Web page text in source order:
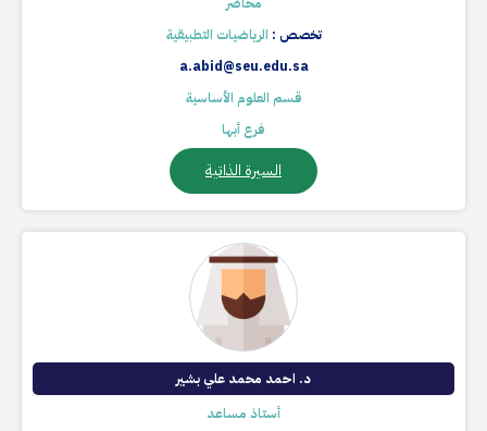
تخصص : الرياضيات التطبيقية
a.abid@seu.edu.sa
قسم العلوم الأساسية
فرع أبها
السيرة الذاتية
د. احمد محمد علي بشير
أستاذ مساعد